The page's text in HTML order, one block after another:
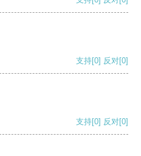
支持[0] 反对[0]
支持[0] 反对[0]